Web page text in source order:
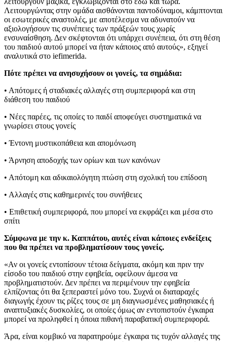
Λειτουργώντας στην ομάδα αισθάνονται παντοδύναμοι, κάμπτονται
οι εσωτερικές αναστολές, με αποτέλεσμα να αδυνατούν να
αξιολογήσουν τις συνέπειες των πράξεών τους χωρίς
ενσυναίσθηση. Δεν σκέφτονται ότι υπάρχει συνέπεια, ότι στη θέση
του παιδιού αυτού μπορεί να ήταν κάποιος από αυτούς», εξηγεί
αναλυτικά στο iefimerida.
Πότε πρέπει να ανησυχήσουν οι γονείς, τα σημάδια:
• Απότομες ή σταδιακές αλλαγές στη συμπεριφορά και στη
διάθεση του παιδιού
• Νέες παρέες, τις οποίες το παιδί αποφεύγει συστηματικά να
γνωρίσει στους γονείς
• Έντονη μυστικοπάθεια και απομόνωση
• Άρνηση αποδοχής των ορίων και των κανόνων
• Απότομη και αδικαιολόγητη πτώση στη σχολική του επίδοση
• Αλλαγές στις καθημερινές του συνήθειες
• Επιθετική συμπεριφορά, που μπορεί να εκφράζει και μέσα στο
σπίτι
Σύμφωνα με την κ. Καππάτου, αυτές είναι κάποιες ενδείξεις
που θα πρέπει να προβληματίσουν τους γονείς.
«Αν οι γονείς εντοπίσουν τέτοια δείγματα, ακόμη και πριν την
είσοδο του παιδιού στην εφηβεία, οφείλουν άμεσα να
προβληματιστούν. Δεν πρέπει να περιμένουν την εφηβεία
ελπίζοντας ότι θα ξεπεραστεί μόνο του. Συχνά οι διαταραχές
διαγωγής έχουν τις ρίζες τους σε μη διαγνωσμένες μαθησιακές ή
αναπτυξιακές δυσκολίες, οι οποίες όμως αν εντοπιστούν έγκαιρα
μπορεί να προληφθεί η όποια πιθανή παραβατική συμπεριφορά.
Άρα, είναι κομβικό να παρατηρούμε έγκαιρα τις τυχόν αλλαγές της